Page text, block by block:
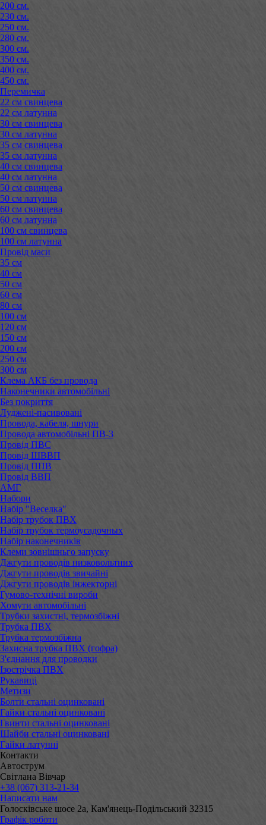
200 см.
230 см.
250 см.
280 см.
300 см.
350 см.
400 см.
450 см.
Перемичка
22 см свинцева
22 см латунна
30 см свинцева
30 см латунна
35 см свинцева
35 см латунна
40 см свинцева
40 см латунна
50 см свинцева
50 см латунна
60 см свинцева
60 см латунна
100 см свинцева
100 см латунна
Провід маси
35 см
40 см
50 см
60 см
80 см
100 см
120 см
150 см
200 см
250 см
300 см
Клема АКБ без провода
Наконечники автомобільні
Без покриття
Луджені-пасивовані
Провода, кабеля, шнури
Провода автомобільні ПВ-3
Провід ПВС
Провід ШВВП
Провід ППВ
Провід ВВП
АМГ
Набори
Набір "Веселка"
Набір трубок ПВХ
Набір трубок термоусадочных
Набір наконечників
Клеми зовнішньго запуску
Джгути проводів низковольтних
Джгути проводів звичайні
Джгути проводів інжекторні
Гумово-технічні вироби
Хомути автомобільні
Трубки захистні, термозбіжні
Трубка ПВХ
Трубка термозбіжна
Захисна трубка ПВХ (гофра)
З'єднання для проводки
Ізострічка ПВХ
Рукавиці
Метизи
Болти стальні оцинковані
Гайки стальні оцинковані
Гвинти стальні оцинковані
Шайби стальні оцинковані
Гайки латунні
Контакти
Автострум
Світлана Вівчар
+38 (067) 313-21-34
Написати нам
Голосківське шосе 2а, Кам'янець-Подільський 32315
Графік роботи